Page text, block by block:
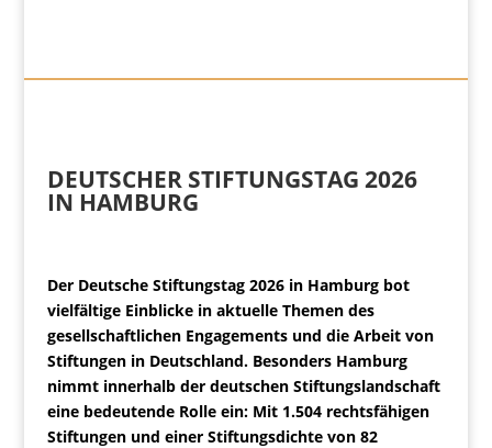
DEUTSCHER STIFTUNGSTAG 2026
IN HAMBURG
Der Deutsche Stiftungstag 2026 in Hamburg bot
vielfältige Einblicke in aktuelle Themen des
gesellschaftlichen Engagements und die Arbeit von
Stiftungen in Deutschland. Besonders Hamburg
nimmt innerhalb der deutschen Stiftungslandschaft
eine bedeutende Rolle ein: Mit 1.504 rechtsfähigen
Stiftungen und einer Stiftungsdichte von 82